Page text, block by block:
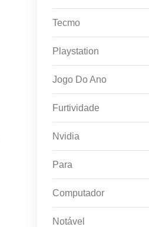
Tecmo
Playstation
Jogo Do Ano
Furtividade
Nvidia
Para
Computador
Notável